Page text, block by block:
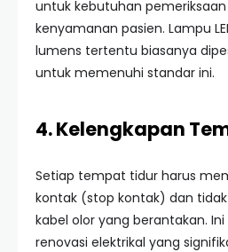
untuk kebutuhan
kenyamanan pasien. Lampu
lumens tertentu biasanya
untuk memenuhi standar ini.
4. Kelengkapan
Setiap tempat tidur harus
kontak (stop kontak) dan
kabel olor yang berantakan.
renovasi elektrikal yang